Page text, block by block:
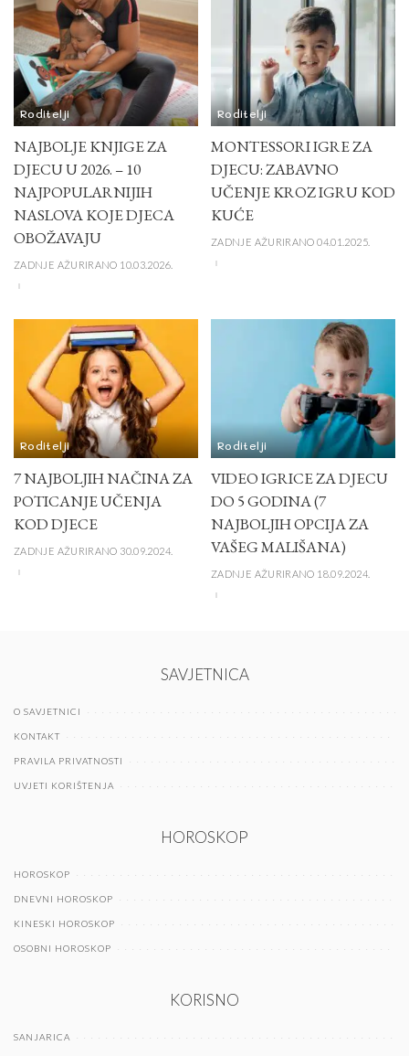
Roditelji
NAJBOLJE KNJIGE ZA
DJECU U 2026. – 10
NAJPOPULARNIJIH
NASLOVA KOJE DJECA
OBOŽAVAJU
ZADNJE AŽURIRANO 10.03.2026.
Roditelji
MONTESSORI IGRE ZA
DJECU: ZABAVNO
UČENJE KROZ IGRU KOD
KUĆE
ZADNJE AŽURIRANO 04.01.2025.
Roditelji
7 NAJBOLJIH NAČINA ZA
POTICANJE UČENJA
KOD DJECE
ZADNJE AŽURIRANO 30.09.2024.
Roditelji
VIDEO IGRICE ZA DJECU
DO 5 GODINA (7
NAJBOLJIH OPCIJA ZA
VAŠEG MALIŠANA)
ZADNJE AŽURIRANO 18.09.2024.
SAVJETNICA
O SAVJETNICI
KONTAKT
PRAVILA PRIVATNOSTI
UVJETI KORIŠTENJA
HOROSKOP
HOROSKOP
DNEVNI HOROSKOP
KINESKI HOROSKOP
OSOBNI HOROSKOP
KORISNO
SANJARICA